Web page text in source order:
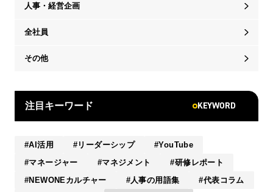
人事・経営企画
全社員
その他
注目キーワード KEYWORD
AI活用 リーダーシップ
YouTube
マネージャー
マネジメント
研修レポート
NEWONEカルチャー
人事の用語集
代表コラム